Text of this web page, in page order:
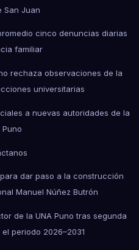
San Juan
cinco denuncias diarias
familiar
rechaza observaciones de la
universitarias
a nuevas autoridades de la
Puno
dar paso a la construcción
Manuel Núñez Butrón
de la UNA Puno tras segunda
periodo 2026–2031